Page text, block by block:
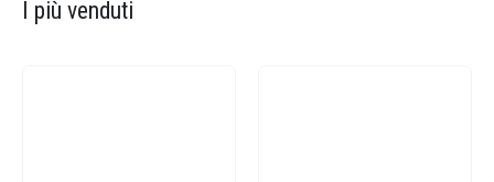
I più venduti